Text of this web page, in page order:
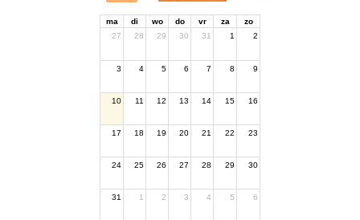
ma di wo do vr za
zo
27
28 29 30 31 1 2
3 4 5 6 7 8 9
10 11 12 13 14 15 16
17 18 19 20 21 22 23
24 25 26 27 28 29 30
31 1 2 3 4 5 6